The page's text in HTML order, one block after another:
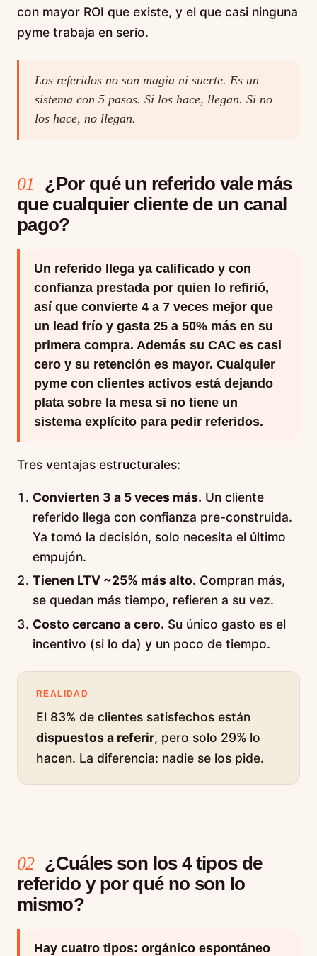
con mayor ROI que existe, y el que casi ninguna
pyme trabaja en serio.
Los referidos no son magia ni suerte. Es un
sistema con 5 pasos. Si los hace, llegan. Si no
los hace, no llegan.
01
¿Por qué un referido vale más
que cualquier cliente de un canal
pago?
Un referido llega ya calificado y con
confianza prestada por quien lo refirió,
así que convierte 4 a 7 veces mejor que
un lead frío y gasta 25 a 50% más en su
primera compra. Además su CAC es casi
cero y su retención es mayor. Cualquier
pyme con clientes activos está dejando
plata sobre la mesa si no tiene un
sistema explícito para pedir referidos.
Tres ventajas estructurales:
Convierten 3 a 5 veces más. Un cliente
referido llega con confianza pre-construida.
Ya tomó la decisión, solo necesita el último
empujón.
Tienen LTV ~25% más alto. Compran más,
se quedan más tiempo, refieren a su vez.
Costo cercano a cero. Su único gasto es el
incentivo (si lo da) y un poco de tiempo.
REALIDAD
El 83% de clientes satisfechos están
dispuestos a referir, pero solo 29% lo
hacen. La diferencia: nadie se los pide.
02 ¿Cuáles son los 4 tipos de
referido y por qué no son lo
mismo?
Hay cuatro tipos: orgánico espontáneo